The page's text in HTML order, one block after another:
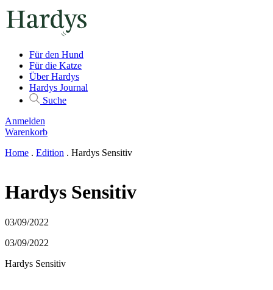
Für den Hund
Für die Katze
Über Hardys
Hardys Journal
Suche
Anmelden
Warenkorb
Home . Edition . Hardys Sensitiv
Hardys Sensitiv
03/09/2022
03/09/2022
Hardys Sensitiv